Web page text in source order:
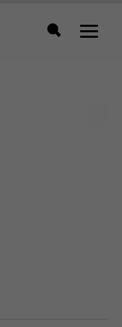
Zeigt